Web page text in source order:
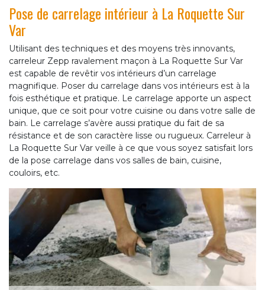
Pose de carrelage intérieur à La Roquette Sur
Var
Utilisant des techniques et des moyens très innovants,
carreleur Zepp ravalement maçon à La Roquette Sur Var
est capable de revêtir vos intérieurs d’un carrelage
magnifique. Poser du carrelage dans vos intérieurs est à la
fois esthétique et pratique. Le carrelage apporte un aspect
unique, que ce soit pour votre cuisine ou dans votre salle de
bain. Le carrelage s’avère aussi pratique du fait de sa
résistance et de son caractère lisse ou rugueux. Carreleur à
La Roquette Sur Var veille à ce que vous soyez satisfait lors
de la pose carrelage dans vos salles de bain, cuisine,
couloirs, etc.